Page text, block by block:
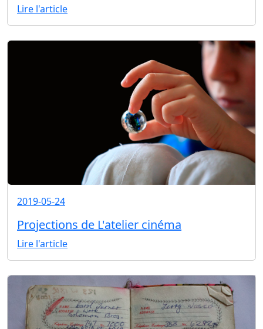
Lire l'article
2019-05-24
Projections de L'atelier cinéma
Lire l'article